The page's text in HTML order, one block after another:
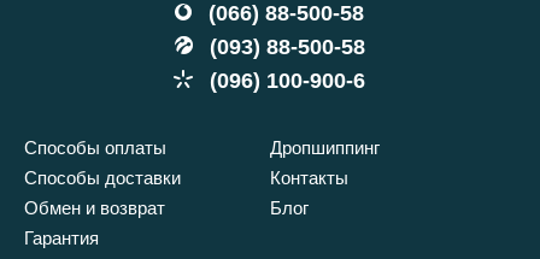
(066) 88-500-58
(093) 88-500-58
(096) 100-900-6
Способы оплаты
Способы доставки
Обмен и возврат
Гарантия
Дропшиппинг
Контакты
Блог